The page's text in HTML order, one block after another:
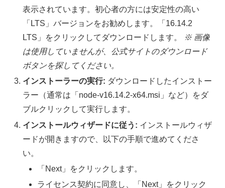
表示されています。初心者の方には安定性の高い
「LTS」バージョンをお勧めします。「16.14.2
LTS」をクリックしてダウンロードします。
※ 画像
は使用していませんが、公式サイトのダウンロード
ボタンを探してください。
インストーラーの実行: ダウンロードしたインストー
ラー（通常は「node-v16.14.2-x64.msi」など）をダ
ブルクリックして実行します。
インストールウィザードに従う: インストールウィザ
ードが開きますので、以下の手順で進めてくださ
い。
「Next」をクリックします。
ライセンス契約に同意し、「Next」をクリック